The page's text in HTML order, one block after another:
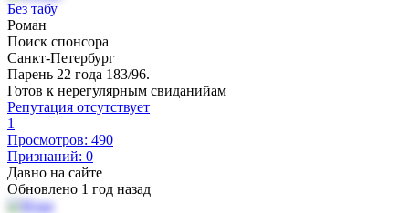
Без табу
Роман
Поиск спонсора
Санкт-Петербург
Парень 22 года 183/96.
Готов к нерегулярным свиданийам
Репутация отсутствует
1
Просмотров: 490
Признаний: 0
Давно на сайте
Обновлено 1 год назад